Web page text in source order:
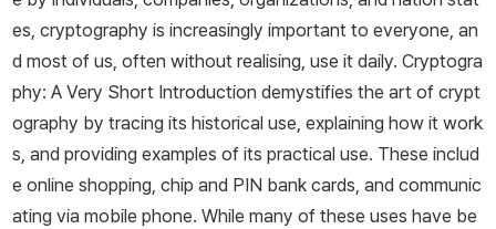
es, cryptography is increasingly important to everyone, an
d most of us, often without realising, use it daily. Cryptogra
phy: A Very Short Introduction demystifies the art of crypt
ography by tracing its historical use, explaining how it work
s, and providing examples of its practical use. These includ
e online shopping, chip and PIN bank cards, and communic
ating via mobile phone. While many of these uses have be